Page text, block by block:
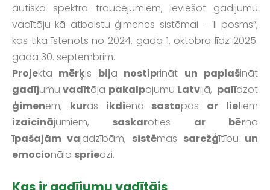
autiskā spektra traucējumiem, ieviešot gadījumu
vadītāju kā atbalstu ģimenes sistēmai – II posms”,
kas tika īstenots no 2024. gada 1. oktobra līdz 2025.
gada 30. septembrim.
Projekta mērķis bija nostiprināt un paplašināt
gadījumuvadītāja pakalpojumu Latvijā, palīdzot
ģimenēm, kuras ikdienā sastopas ar lieliem
izaicinājumiem, saskaroties ar bērna
īpašajām vajadzībām, sistēmas sarežģītību un
emocionālo spriedzi.
Kas ir gadījumu vadītājs